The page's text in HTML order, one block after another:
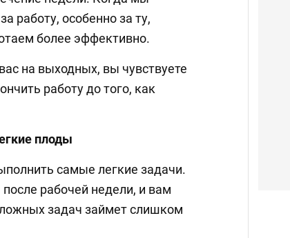
работу, особенно за ту,
более эффективно.
на выходных, вы чувствуете
работу до того, как
плоды
самые легкие задачи.
рабочей недели, и вам
задач займет слишком